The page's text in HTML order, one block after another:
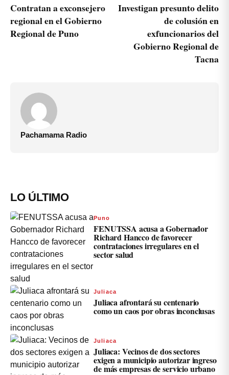
Contratan a exconsejero
regional en el Gobierno
Regional de Puno
Investigan presunto delito
de colusión en
exfuncionarios del
Gobierno Regional de
Tacna
Pachamama Radio
LO ÚLTIMO
Puno
FENUTSSA acusa a Gobernador
Richard Hancco de favorecer
contrataciones irregulares en el
sector salud
Juliaca
Juliaca afrontará su centenario
como un caos por obras inconclusas
Juliaca
Juliaca: Vecinos de dos sectores
exigen a municipio autorizar ingreso
de más empresas de servicio urbano